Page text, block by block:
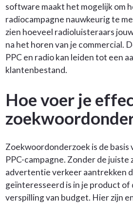
software maakt het mogelijk om
radiocampagne nauwkeurig te
zien hoeveel radioluisteraars
na het horen van je commercial.
PPC en radio kan leiden tot een
klantenbestand.
Hoe voer je
Zoekwoordonderzoek is de basis
PPC-campagne. Zonder de juiste
advertentie verkeer aantrekken
geïnteresseerd is in je product
verspilling van budget. Hier zijn